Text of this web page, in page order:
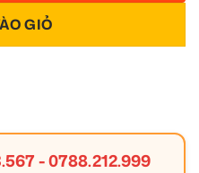
GIỎ
-0788.212.999